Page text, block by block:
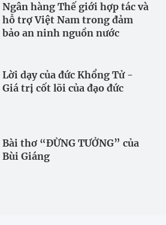
Ngân hàng Thế giới hợp tác và
hỗ trợ Việt Nam trong đảm
bảo an ninh nguồn nước
Lời dạy của đức Khổng Tử -
Giá trị cốt lõi của đạo đức
Bài thơ “ĐỪNG TƯỞNG” của
Bùi Giáng